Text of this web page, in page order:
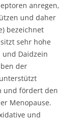
anregen,
und daher
bezeichnet
sehr hohe
und Daidzein
der
und fördert den
Menopause.
und